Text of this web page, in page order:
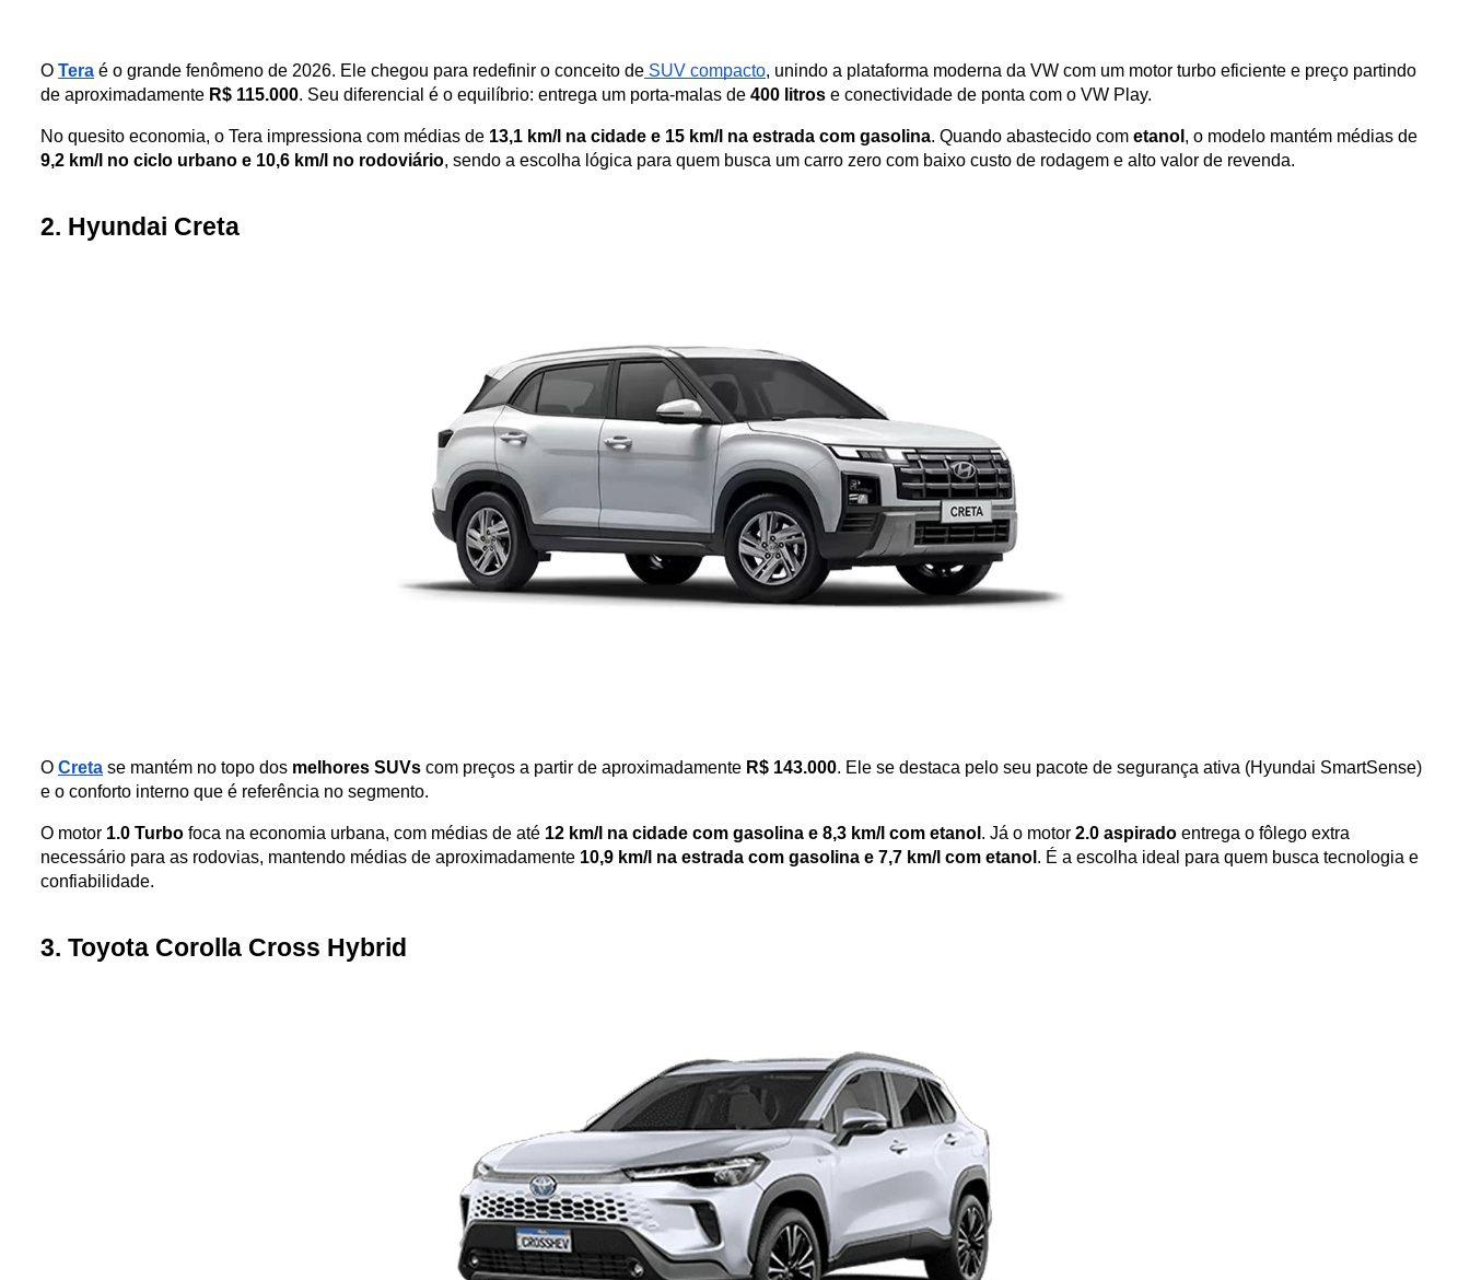
O Tera é o grande fenômeno de 2026. Ele chegou para redefinir o conceito de SUV compacto, unindo a plataforma moderna da VW com um motor turbo eficiente e preço partindo
de aproximadamente R$ 115.000. Seu diferencial é o equilíbrio: entrega um porta-malas de 400 litros e conectividade de ponta com o VW Play.
No quesito economia, o Tera impressiona com médias de 13,1 km/l na cidade e 15 km/l na estrada com gasolina. Quando abastecido com etanol
9,2 km/l no ciclo urbano e 10,6 km/l no rodoviário, sendo a escolha lógica para quem busca um carro zero com baixo custo de rodagem e alto valor de revenda.
2. Hyundai Creta
O Creta se mantém no topo dos melhores SUVs com preços a partir de aproximadamente R$ 143.000. Ele se destaca pelo seu pacote de segurança ativa (Hyundai SmartSense)
e o conforto interno que é referência no segmento.
O motor 1.0 Turbo foca na economia urbana, com médias de até 12 km/l na cidade com gasolina e 8,3 km/l com etanol . Já o motor 2.0 aspirado entrega o fôlego extra
necessário para as rodovias, mantendo médias de aproximadamente 10,9 km/l na estrada com gasolina e 7,7 km/l com etanol . É a escolha ideal para quem busca tecnologia e
confiabilidade.
3. Toyota Corolla Cross Hybrid